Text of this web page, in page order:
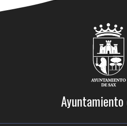
Ayuntamiento